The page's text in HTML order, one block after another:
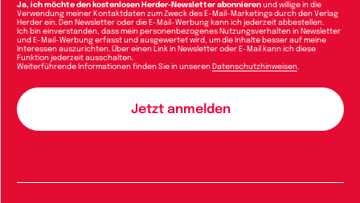
Ja, ich möchte den kostenlosen Herder-Newsletter abonnieren und willige in die
Verwendung meiner Kontaktdaten zum Zweck des E-Mail-Marketings durch den Verlag
Herder ein. Den Newsletter oder die E-Mail-Werbung kann ich jederzeit abbestellen.
Ich bin einverstanden, dass mein personenbezogenes Nutzungsverhalten in Newsletter
und E-Mail-Werbung erfasst und ausgewertet wird, um die Inhalte besser auf meine
Interessen auszurichten. Über einen Link in Newsletter oder E-Mail kann ich diese
Funktion jederzeit ausschalten.
Weiterführende Informationen finden Sie in unseren Datenschutzhinweisen.